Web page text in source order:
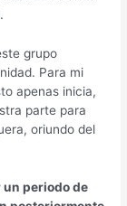
grupo
Para mi
apenas inicia,
parte para
oriundo del
periodo de